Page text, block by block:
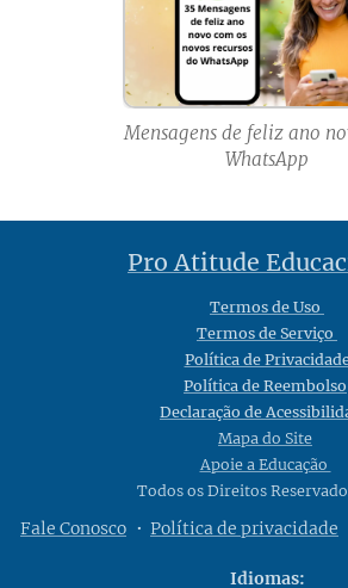
Mensagens de feliz ano
WhatsApp
Pro Atitude
Termos de Uso
Termos de Serviço
Política de
Política de Reembolso
Declaração de
Mapa do Site
Apoie a Educação
Todos os Direitos
Fale Conosco Política de privacidade
Idiomas